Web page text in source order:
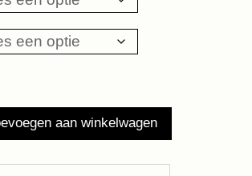
aan winkelwagen